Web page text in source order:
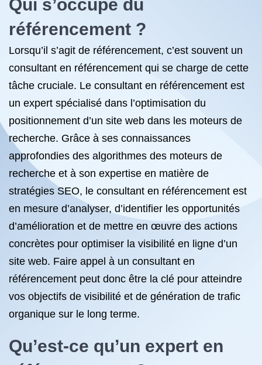
Qui s’occupe du
référencement ?
Lorsqu’il s’agit de référencement, c’est souvent un
consultant en référencement qui se charge de cette
tâche cruciale. Le consultant en référencement est
un expert spécialisé dans l’optimisation du
positionnement d’un site web dans les moteurs de
recherche. Grâce à ses connaissances
approfondies des algorithmes des moteurs de
recherche et à son expertise en matière de
stratégies SEO, le consultant en référencement est
en mesure d’analyser, d’identifier les opportunités
d’amélioration et de mettre en œuvre des actions
concrètes pour optimiser la visibilité en ligne d’un
site web. Faire appel à un consultant en
référencement peut donc être la clé pour atteindre
vos objectifs de visibilité et de génération de trafic
organique sur le long terme.
Qu’est-ce qu’un expert en